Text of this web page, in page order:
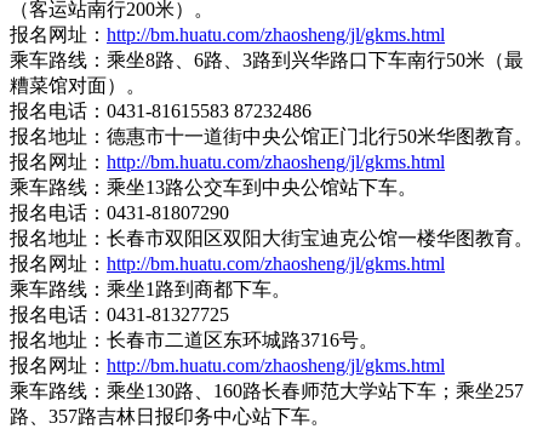
（客运站南行200米）。
报名网址： http://bm.huatu.com/zhaosheng/jl/gkms.html
乘车路线：乘坐8路、6路、3路到兴华路口下车南行50米（最
糟菜馆对面）。
报名电话：0431-81615583 87232486
报名地址：德惠市十一道街中央公馆正门北行50米华图教育。
报名网址： http://bm.huatu.com/zhaosheng/jl/gkms.html
乘车路线：乘坐13路公交车到中央公馆站下车。
报名电话：0431-81807290
报名地址：长春市双阳区双阳大街宝迪克公馆一楼华图教育。
报名网址： http://bm.huatu.com/zhaosheng/jl/gkms.html
乘车路线：乘坐1路到商都下车。
报名电话：0431-81327725
报名地址：长春市二道区东环城路3716号。
报名网址： http://bm.huatu.com/zhaosheng/jl/gkms.html
乘车路线：乘坐130路、160路长春师范大学站下车；乘坐257
路、357路吉林日报印务中心站下车。